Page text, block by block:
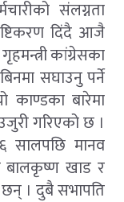
संलग्नता
दिंदै आजै
कांग्रेसका
सघाउनु पर्ने
काण्डका बारेमा
गरिएको छ ।
सालपछि मानव
बालकृष्ण खाड र
। दुबै सभापति